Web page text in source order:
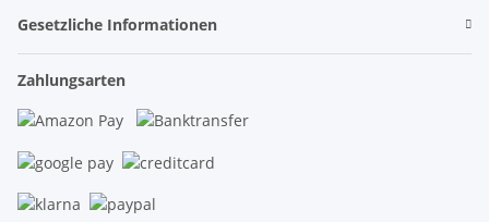
Gesetzliche Informationen
Zahlungsarten